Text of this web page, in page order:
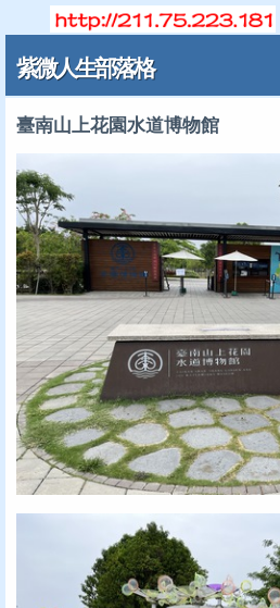
紫微人生部落格
臺南山上花園水道博物館